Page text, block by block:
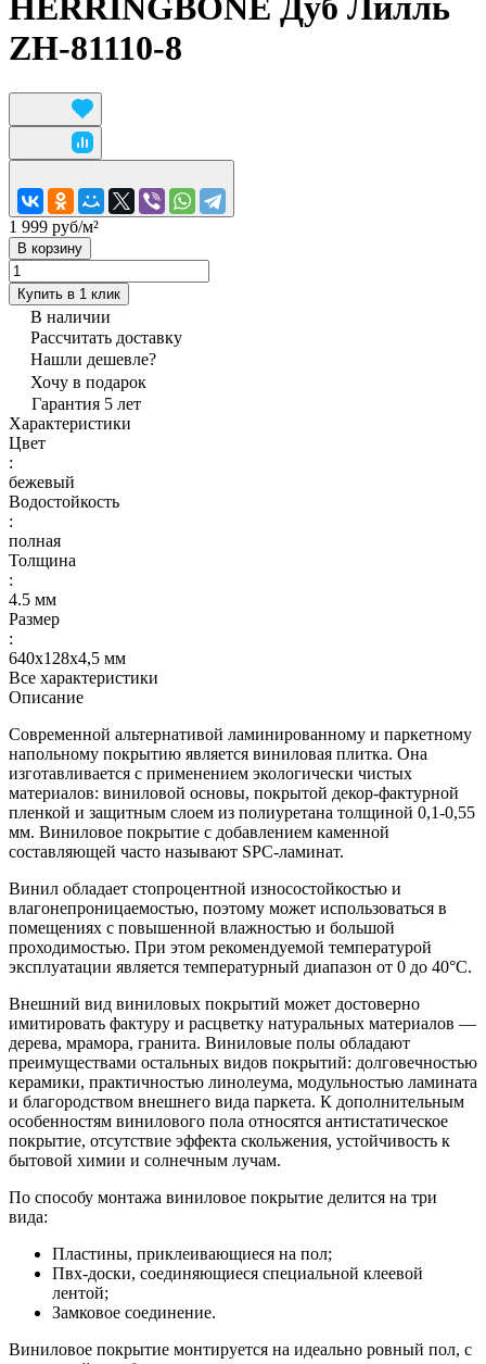
HERRINGBONE Дуб Лилль
ZH-81110-8
1 999 руб/м²
В корзину
Купить в 1 клик
В наличии
Рассчитать доставку
Нашли дешевле?
Хочу в подарок
Гарантия 5 лет
Характеристики
Цвет
:
бежевый
Водостойкость
:
полная
Толщина
:
4.5 мм
Размер
:
640х128х4,5 мм
Все характеристики
Описание
Современной альтернативой ламинированному и паркетному
напольному покрытию является виниловая плитка. Она
изготавливается с применением экологически чистых
материалов: виниловой основы, покрытой декор-фактурной
пленкой и защитным слоем из полиуретана толщиной 0,1-0,55
мм. Виниловое покрытие с добавлением каменной
составляющей часто называют SPC-ламинат.
Винил обладает стопроцентной износостойкостью и
влагонепроницаемостью, поэтому может использоваться в
помещениях с повышенной влажностью и большой
проходимостью. При этом рекомендуемой температурой
эксплуатации является температурный диапазон от 0 до 40°С.
Внешний вид виниловых покрытий может достоверно
имитировать фактуру и расцветку натуральных материалов —
дерева, мрамора, гранита. Виниловые полы обладают
преимуществами остальных видов покрытий: долговечностью
керамики, практичностью линолеума, модульностью ламината
и благородством внешнего вида паркета. К дополнительным
особенностям винилового пола относятся антистатическое
покрытие, отсутствие эффекта скольжения, устойчивость к
бытовой химии и солнечным лучам.
По способу монтажа виниловое покрытие делится на три
вида:
Пластины, приклеивающиеся на пол;
Пвх-доски, соединяющиеся специальной клеевой
лентой;
Замковое соединение.
Виниловое покрытие монтируется на идеально ровный пол, с